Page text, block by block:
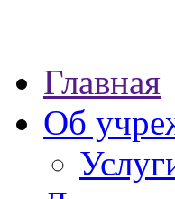
Главная
Об